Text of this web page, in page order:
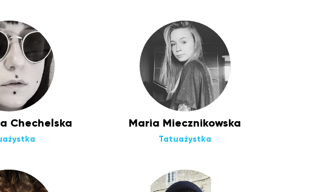
Chechelska Maria Miecznikowska
Tatuażystka